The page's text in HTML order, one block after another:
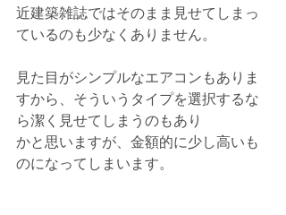
近建築雑誌ではそのまま見せてしまっ
ているのも少なくありません。
見た目がシンプルなエアコンもありま
すから、そういうタイプを選択するな
ら潔く見せてしまうのもあり
かと思いますが、金額的に少し高いも
のになってしまいます。